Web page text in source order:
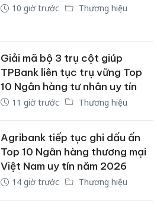
10 giờ trước Thương hiệu
Giải mã bộ 3 trụ cột giúp
TPBank liên tục trụ vững Top
10 Ngân hàng tư nhân uy tín
11 giờ trước Thương hiệu
Agribank tiếp tục ghi dấu ấn
Top 10 Ngân hàng thương mại
Việt Nam uy tín năm 2026
14 giờ trước Thương hiệu